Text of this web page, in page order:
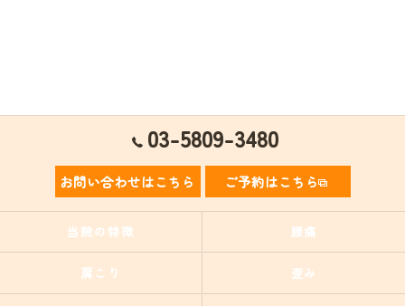
03-5809-3480
お問い合わせはこちら ご予約はこちら
当院の特徴 腰痛
肩こり 歪み